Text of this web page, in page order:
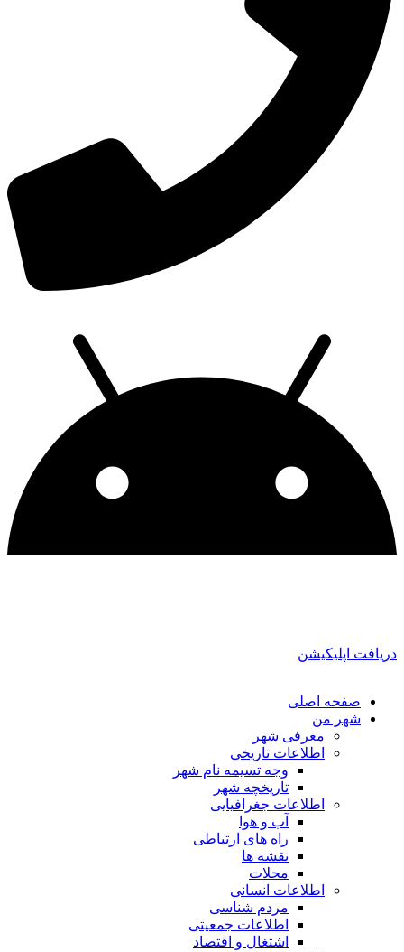
دریافت اپلیکیشن
صفحه اصلی
شهر من
معرفی شهر
اطلاعات تاریخی
وجه تسیمه نام شهر
تاریخچه شهر
اطلاعات جغرافیایی
آب و هوا
راه های ارتباطی
نقشه ها
محلات
اطلاعات انسانی
مردم شناسی
اطلاعات جمعیتی
اشتغال و اقتصاد